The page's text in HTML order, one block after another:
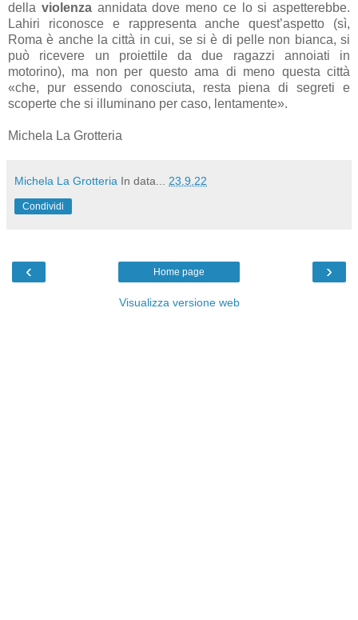
della violenzaannidata dove meno ce lo si aspetterebbe.
Lahiri riconosce e rappresenta anche quest’aspetto (sì,
Roma è anche la città in cui, se si è di pelle non bianca, si
può ricevere un proiettile da due ragazzi annoiati in
motorino), ma non per questo ama di meno questa città
«che, pur essendo conosciuta, resta piena di segreti e
scoperte che si illuminano per caso, lentamente».
Michela La Grotteria
Michela La Grotteria In data... 23.9.22
Condividi
‹ ›
Home page
Visualizza versione web